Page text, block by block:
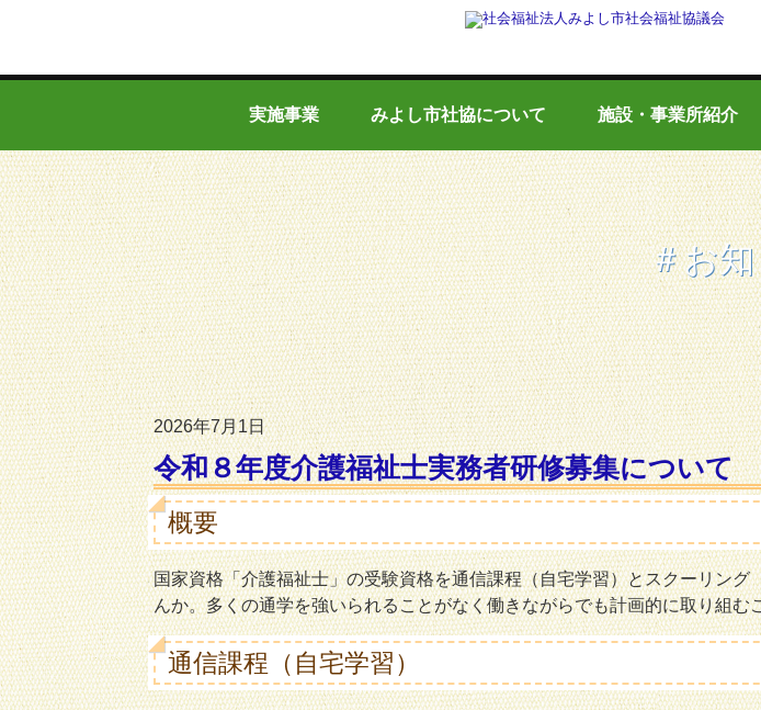
実施事業 みよし市社協について 施設・事業所紹介
＃お
2026年7月1日
令和８年度介護福祉士実務者研修募集について
概要
国家資格「介護福祉士」の受験資格を通信課程（自宅学習）とスクーリング
んか。多くの通学を強いられることがなく働きながらでも計画的に取り組む
通信課程（自宅学習）